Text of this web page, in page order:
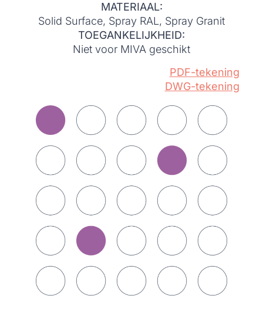
MATERIAAL:
Solid Surface, Spray RAL, Spray Granit
TOEGANKELIJKHEID:
Niet voor MIVA geschikt
PDF-tekening
DWG-tekening